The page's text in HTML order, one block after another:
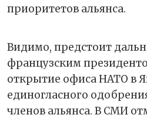
приоритетов альянса.
Видимо, предстоит
французским
открытие офиса НАТО в
единогласного
членов альянса. В СМИ